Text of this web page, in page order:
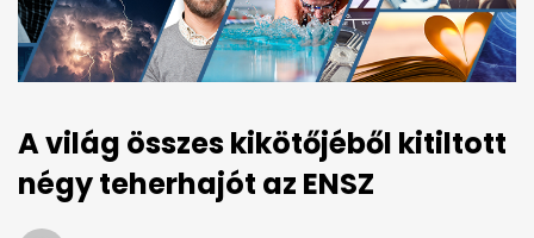
A világ összes kikötőjéből kitiltott
négy teherhajót az ENSZ